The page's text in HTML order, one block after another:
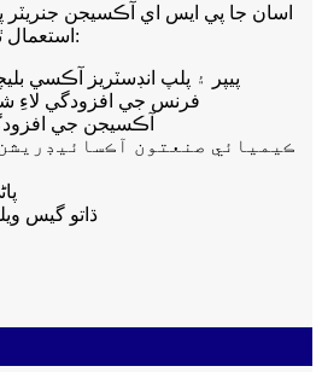
اسان جا پي ايس اي آڪسيجن جنريٽر
استعمال ٿيندا آهن جن ۾ شامل آهن:
پيپر ۽ پلپ انڊسٽريز آڪسي
فرنس جي افزودگي لاءِ
آڪسيجن جي
ڪيميائي صنعتون آڪسائيڊريشن
ڌاتو گيس